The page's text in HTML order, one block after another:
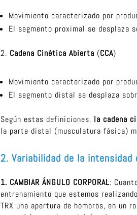
Movimiento caracterizado por
El segmento proximal se desplaza
2. Cadena Cinética Abierta (CCA)
Movimiento caracterizado por
El segmento distal se desplaza
Según estas definiciones, la cadena
la parte distal (musculatura fásica)
2. Variabilidad de la intensidad
1. CAMBIAR ÁNGULO CORPORAL:
entrenamiento que estemos
TRX una apertura de hombros, en un